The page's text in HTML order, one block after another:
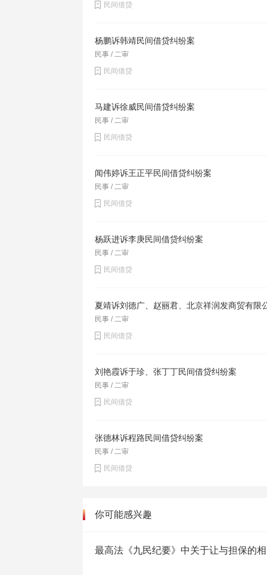
民间借贷
杨鹏诉韩靖民间借贷纠纷案
民事 / 二审
民间借贷
马建诉徐威民间借贷纠纷案
民事 / 二审
民间借贷
闻伟婷诉王正平民间借贷纠纷案
民事 / 二审
民间借贷
杨跃进诉李庚民间借贷纠纷案
民事 / 二审
民间借贷
夏靖诉刘德广、赵丽君、北京祥润发商贸有限
民事 / 二审
民间借贷
刘艳霞诉于珍、张丁丁民间借贷纠纷案
民事 / 二审
民间借贷
张德林诉程路民间借贷纠纷案
民事 / 二审
民间借贷
你可能感兴趣
最高法《九民纪要》中关于让与担保的